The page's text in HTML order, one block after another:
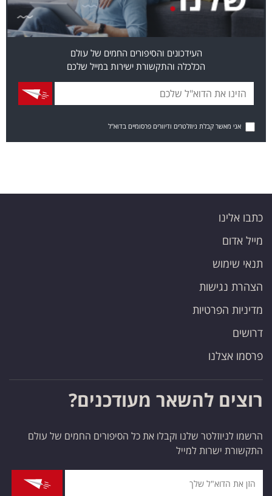
העידכונים והסיפורים החמים של עולם
הכלכלה והתקשורת ישירות במייל שלכם
אני מאשר קבלת ניוזלטרים ודיוורים פרסומיים בדוא"ל
כתבו אלינו
מייל אדום
תנאי שימוש
הצהרת נגישות
מדיניות הפרטיות
דרושים
פרסמו אצלנו
רוצים להשאר מעודכנים?
הרשמו לניוזלטר שלנו וקבלו את כל הסיפורים החמים של עולם
התקשורת ישרות למייל